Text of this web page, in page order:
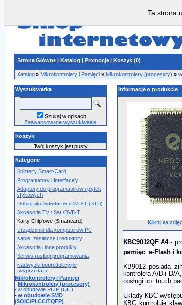
Strona Główna | Katalog | Promocje | Koszyk (0)
Katalog » Mikrokontrolery i Pamięci » Mikrokontrolery (procesory) »
Wyszukiwarka
Szukaj w opisach
Zaawansowane wyszukiwanie
Koszyk
Twój koszyk jest pusty
Kategorie
Splitter'y Smart-Card
Programatory i Interface'y
Adaptery do programatorów i płytek
stykowych
Odbiorniki Satelitarne i DVB-T (STB)
Akcesoria TV / Sat /DVB-T
Karty Chip'owe (Smartcard)
Urządzenia dla komputerów PC
Kable, zasilacze i reduktory
Akcesoria i inne produkty
Serwis i usługi programowania
Nadwyżki poprodukcyjne
(wyprzedaż)
Mikrokontrolery i Pamięci
- Mikrokontrolery (procesory)
- w obudowie PDIP (DIL)
- w obudowie SMD
(SOIC/PLCC/TQFP)
Informacje o produkcie
Kliknij na
KBC9012QF A4-
pamięci e-Flash i
KB9012 posiada
kontrolera A/D i D/
obsługi np. touch
Układy KBC
KBC kontroluje
Ta strona